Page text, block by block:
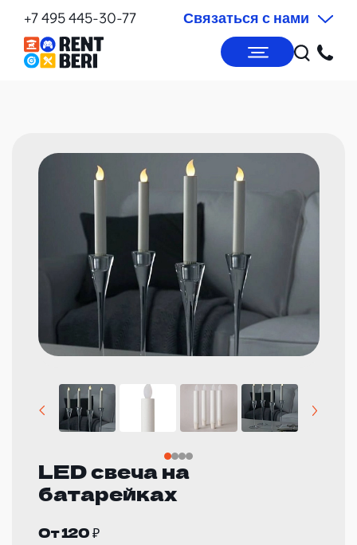
+7 495 445-30-77 Связаться с нами
LED свеча на
батарейках
От 120 ₽